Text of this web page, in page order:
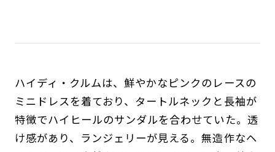
ハイディ・クルムは、鮮やかなピンクのレースの
ミニドレスを着ており、タートルネックと長袖が
特徴でハイヒールのサンダルを合わせていた。透
け感があり、ランジェリーが見える。無造作なヘ